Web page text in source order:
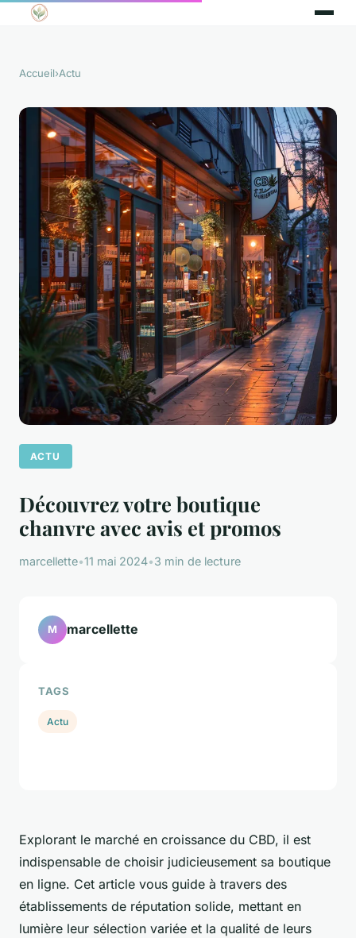
Accueil›Actu
ACTU
Découvrez votre boutique
chanvre avec avis et promos
marcellette•11 mai 2024•3 min de lecture
Explorant le marché en croissance du CBD, il est
indispensable de choisir judicieusement sa boutique
en ligne. Cet article vous guide à travers des
établissements de réputation solide, mettant en
lumière leur sélection variée et la qualité de leurs
M marcellette
TAGS
Actu